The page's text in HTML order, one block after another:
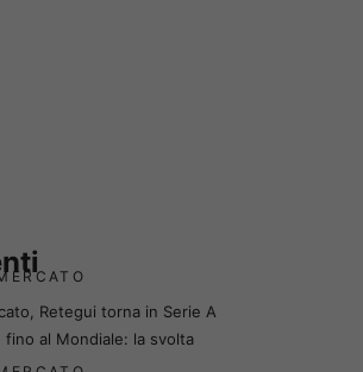
Retegui torna in Serie A
al Mondiale: la svolta